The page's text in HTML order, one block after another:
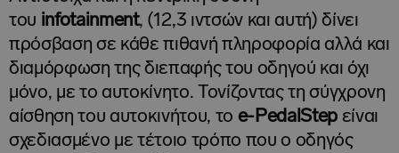
του infotainment, (12,3 ιντσών και αυτή) δίνει
πρόσβαση σε κάθε πιθανή πληροφορία αλλά και
διαμόρφωση της διεπαφής του οδηγού και όχι
μόνο, με το αυτοκίνητο. Τονίζοντας τη σύγχρονη
αίσθηση του αυτοκινήτου, το e-PedalStep είναι
σχεδιασμένο με τέτοιο τρόπο που ο οδηγός